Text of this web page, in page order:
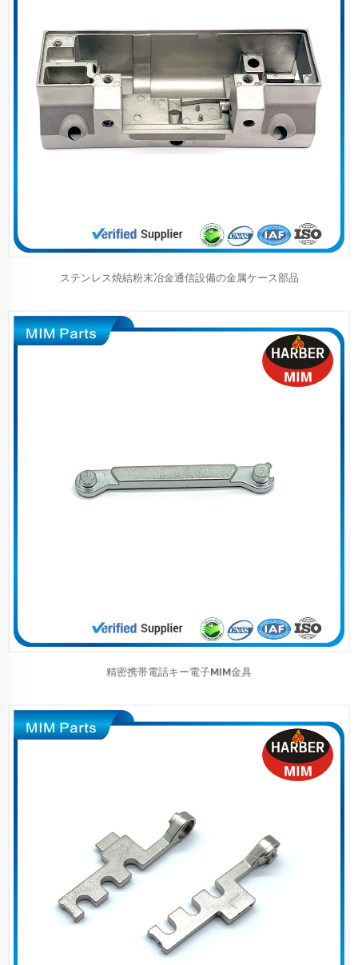
ステンレス焼結粉末冶金通信設備の金属ケース部品
精密携帯電話キー電子MIM金具